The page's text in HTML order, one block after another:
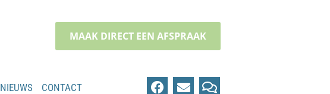
MAAK DIRECT EEN AFSPRAAK
NIEUWS CONTACT